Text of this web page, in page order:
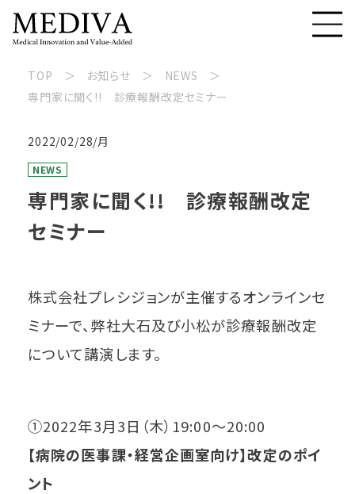
TOP お知らせ
NEWS
専門家に聞く!! 診療報酬改定セミナー
2022/02/28/月
NEWS
専門家に聞く!! 診療報酬改定
セミナー
株式会社プレシジョンが主催するオンラインセ
ミナーで、弊社大石及び小松が診療報酬改定
について講演します。
①2022年3月3日（木）19:00～20:00
【病院の医事課・経営企画室向け】改定のポイ
ント